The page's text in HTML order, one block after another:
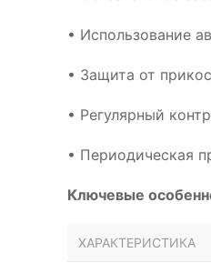
• Использование
• Защита от
• Регулярный
• Периодическая
Ключевые
ХАРАКТЕРИСТИКА